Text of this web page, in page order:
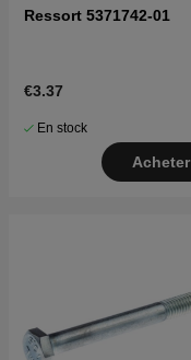
Ressort 5371742-01
€3.37
En stock
Acheter